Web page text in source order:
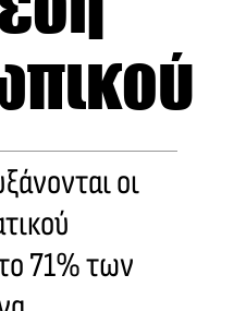
οι
71% των